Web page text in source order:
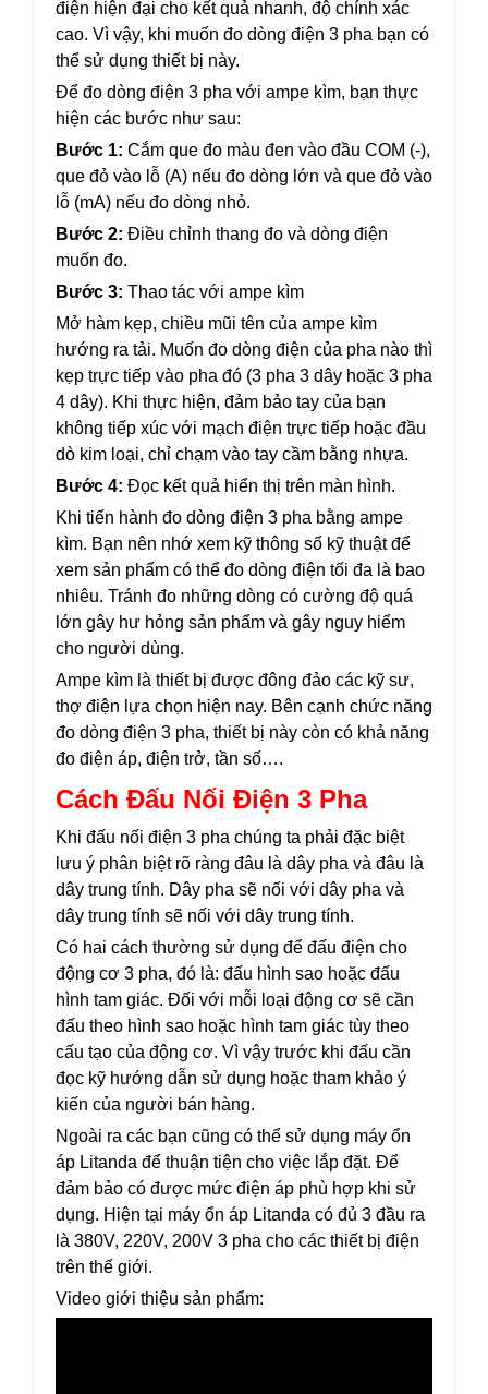
điện hiện đại cho kết quả nhanh, độ chính xác
cao. Vì vậy, khi muốn đo dòng điện 3 pha bạn có
thể sử dụng thiết bị này.
Để đo dòng điện 3 pha với ampe kìm, bạn thực
hiện các bước như sau:
Bước 1: Cắm que đo màu đen vào đầu COM (-),
que đỏ vào lỗ (A) nếu đo dòng lớn và que đỏ vào
lỗ (mA) nếu đo dòng nhỏ.
Bước 2: Điều chỉnh thang đo và dòng điện
muốn đo.
Bước 3: Thao tác với ampe kìm
Mở hàm kẹp, chiều mũi tên của ampe kìm
hướng ra tải. Muốn đo dòng điện của pha nào thì
kẹp trực tiếp vào pha đó (3 pha 3 dây hoặc 3 pha
4 dây). Khi thực hiện, đảm bảo tay của bạn
không tiếp xúc với mạch điện trực tiếp hoặc đầu
dò kim loại, chỉ chạm vào tay cầm bằng nhựa.
Bước 4: Đọc kết quả hiển thị trên màn hình.
Khi tiến hành đo dòng điện 3 pha bằng ampe
kìm. Bạn nên nhớ xem kỹ thông số kỹ thuật để
xem sản phẩm có thể đo dòng điện tối đa là bao
nhiêu. Tránh đo những dòng có cường độ quá
lớn gây hư hỏng sản phẩm và gây nguy hiểm
cho người dùng.
Ampe kìm là thiết bị được đông đảo các kỹ sư,
thợ điện lựa chọn hiện nay. Bên cạnh chức năng
đo dòng điện 3 pha, thiết bị này còn có khả năng
đo điện áp, điện trở, tần số….
Cách Đấu Nối Điện 3 Pha
Khi đấu nối điện 3 pha chúng ta phải đặc biệt
lưu ý phân biệt rõ ràng đâu là dây pha và đâu là
dây trung tính. Dây pha sẽ nối với dây pha và
dây trung tính sẽ nối với dây trung tính.
Có hai cách thường sử dụng để đấu điện cho
động cơ 3 pha, đó là: đấu hình sao hoặc đấu
hình tam giác. Đối với mỗi loại động cơ sẽ cần
đấu theo hình sao hoặc hình tam giác tùy theo
cấu tạo của động cơ. Vì vậy trước khi đấu cần
đọc kỹ hướng dẫn sử dụng hoặc tham khảo ý
kiến của người bán hàng.
Ngoài ra các bạn cũng có thể sử dụng máy ổn
áp Litanda để thuận tiện cho việc lắp đặt. Để
đảm bảo có được mức điện áp phù hợp khi sử
dụng. Hiện tại máy ổn áp Litanda có đủ 3 đầu ra
là 380V, 220V, 200V 3 pha cho các thiết bị điện
trên thế giới.
Video giới thiệu sản phẩm: